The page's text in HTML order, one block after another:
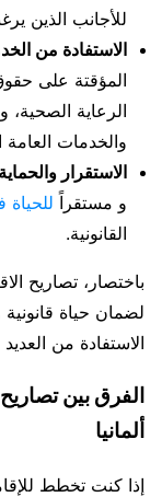
للأجانب الذين
الاستفادة من
المؤقتة على
الرعاية
والخدمات العامة
الاستقرار والحماية
و مستقراً للحياة
القانونية.
باختصار، تصاريح
لضمان حياة
الاستفادة من
الفرق بين
ألمانيا
إذا كنت تخطط